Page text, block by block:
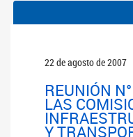
22 de agosto de 2007
REUNIÓN
LAS
Y